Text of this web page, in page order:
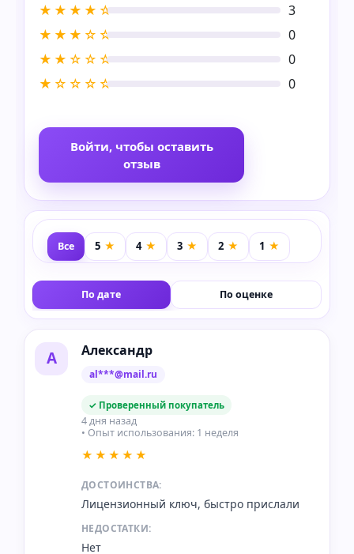
★★★★☆
3
★★★☆☆
0
★★☆☆☆
0
★☆☆☆☆
0
Войти, чтобы оставить
отзыв
Все
По дате По оценке
А Александр
al***@mail.ru
✓ Проверенный покупатель
4 дня назад
• Опыт использования: 1 неделя
★★★★★
ДОСТОИНСТВА:
Лицензионный ключ, быстро прислали
НЕДОСТАТКИ:
Нет